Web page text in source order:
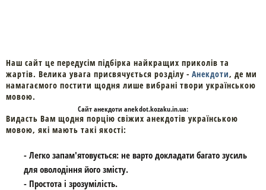
Наш сайт це передусім підбірка найкращих приколів та
жартів. Велика увага присвячується розділу - Анекдоти, де ми
намагаємого постити щодня лише вибрані твори українською
мовою.
Cайтанекдоти anekdot.kozaku.in.ua:
Видасть Вам щодня порцію свіжих анекдотів українською
мовою, які мають такі якості:
- Легко запам'ятовується: не варто докладати багато зусиль
для оволодіння його змісту.
- Простота і зрозумілість.